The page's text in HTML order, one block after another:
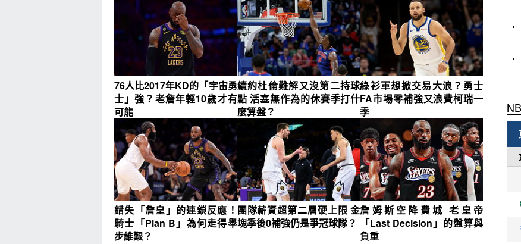
76人比2017年KD的「宇宙勇
士」強？老詹年輕10歲才有
可能
續約杜倫難解又沒第二持球
點 活塞無作為的休賽季打什
麼算盤？
綠衫軍想掀交易大浪？勇士
FA市場零補強又浪費柯瑞一
季
錯失「詹皇」的連鎖反應！
騎士「Plan B」為何走得舉
步維艱？
團隊薪資超第二層硬上限 金
塊季後0補強仍是爭冠球隊？
詹姆斯空降費城 老皇帝
「Last Decision」的盤算與
負重